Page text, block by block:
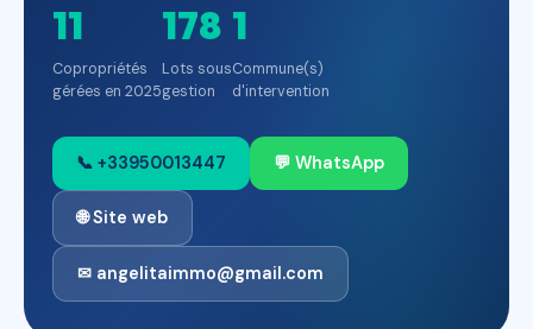
11
Copropriétés
gérées en 2025
178
Lots sous
gestion
1
Commune(s)
d'intervention
📞 +33950013447 💬 WhatsApp
🌐 Site web
✉ angelitaimmo@gmail.com